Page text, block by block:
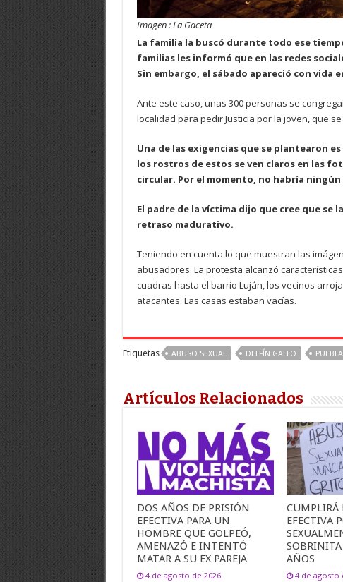
Imagen : La Gaceta
La familia la buscó durante todo ese
familias les informó que en las redes
Sin embargo, el sábado apareció con vida
Ante este caso, unas 300 personas se
localidad para pedir Justicia por la joven, que
Una de las exigencias que se plantearon
los rostros de estos se ven claros en las
circular. Por el momento, no habría
El padre de la víctima dijo que cree que se
retraso madurativo.
Teniendo en cuenta lo que muestran las
abusadores. La protesta alcanzó
cuadras hasta el barrio Luján, los vecinos
atacantes. Las casas estaban vacías.
Etiquetas ABUSO SEXUAL DELFÍN GALLO
Artículos Relacionados
DOS AÑOS DE PRISIÓN
EFECTIVA PARA UN
HOMBRE QUE GOLPEÓ,
AMENAZÓ E INTENTÓ
MATAR A SU EX PAREJA
4 de agosto de 2026
CUMPLIRÁ
EFECTIVA
AÑOS
4 de agosto